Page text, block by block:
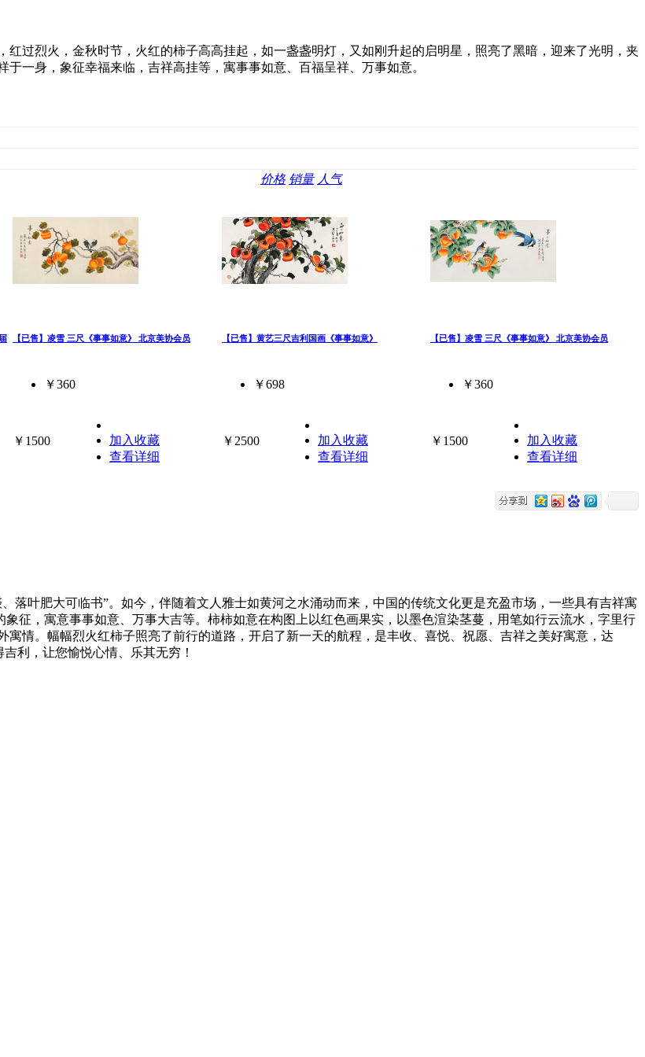
过烈火，金秋时节，火红的柿子高高挂起，如一盏盏明灯，又如刚升起的启明星，照亮了黑暗，迎来了光明，夹
一身，象征幸福来临，吉祥高挂等，寓事事如意、百福呈祥、万事如意。
价格 销量 人气
【已售】凌雪 三尺《事事如意》 北京美协会员
￥360
￥1500
加入收藏
查看详细
【已售】黄艺三尺吉利国画《事事如意》
￥698
￥2500
加入收藏
查看详细
【已售】凌雪 三尺《事事如意》 北京美协会员
￥360
￥1500
加入收藏
查看详细
落叶肥大可临书”。如今，伴随着文人雅士如黄河之水涌动而来，中国的传统文化更是充盈市场，一些具有吉祥寓
征，寓意事事如意、万事大吉等。柿柿如意在构图上以红色画果实，以墨色渲染茎蔓，用笔如行云流水，字里行
情。幅幅烈火红柿子照亮了前行的道路，开启了新一天的航程，是丰收、喜悦、祝愿、吉祥之美好寓意，达
利，让您愉悦心情、乐其无穷！